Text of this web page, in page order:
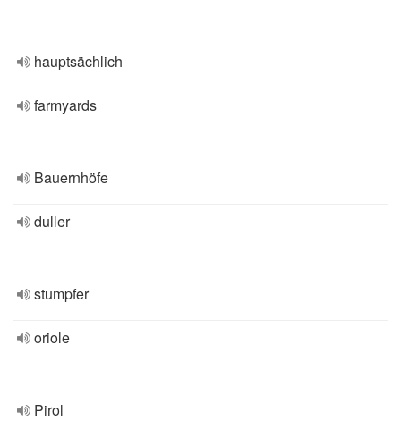
hauptsächlich
farmyards
Bauernhöfe
duller
stumpfer
oriole
Pirol